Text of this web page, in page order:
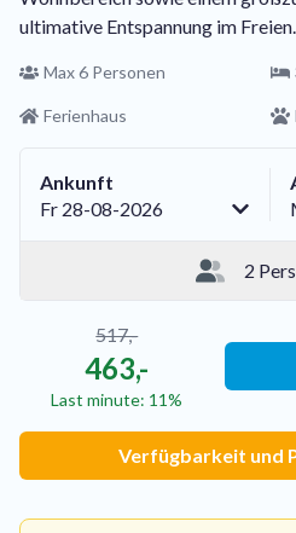
ultimative Entspannung im Freien.
Max 6 Personen
Ferienhaus
Ankunft
Fr 28-08-2026
2
517,-
463,-
Last minute: 11%
Verfügbarkeit und